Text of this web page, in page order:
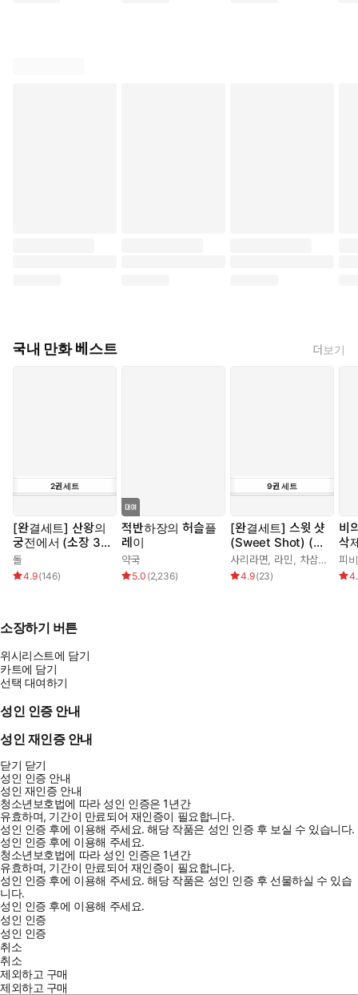
국내 만화 베스트 더보기
2권세트
[완결세트] 산왕의
궁전에서 (소장 3
0%)
돌
4.9(146)
적반하장의 허슬플
레이
약국
5.0 (2,236)
9권세트
[완결세트] 스윗 샷
(Sweet Shot) (소
장 30%)
사리라면, 라민, 차삼,나선생
4.9(23)
비
삭
피비
소장하기 버튼
위시리스트에 담기
카트에 담기
선택 대여하기
성인 인증 안내
성인 재인증 안내
닫기 닫기
성인 인증 안내
성인 재인증 안내
청소년보호법에 따라 성인 인증은 1년간
유효하며, 기간이 만료되어 재인증이 필요합니다.
성인 인증 후에 이용해 주세요.해당 작품은 성인 인증 후 보실 수 있습니다.
성인 인증 후에 이용해 주세요.
청소년보호법에 따라 성인 인증은 1년간
유효하며, 기간이 만료되어 재인증이 필요합니다.
성인 인증 후에 이용해 주세요.해당 작품은 성인 인증 후 선물하실 수 있습
니다.
성인 인증 후에 이용해 주세요.
성인 인증
성인 인증
취소
취소
제외하고 구매
제외하고 구매